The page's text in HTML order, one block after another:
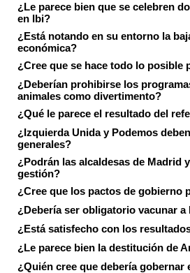
¿Le parece bien que se celebren
en Ibi?
¿Está notando en su entorno la
económica?
¿Cree que se hace todo lo
¿Deberían prohibirse los
animales como divertimento?
¿Qué le parece el resultado del
¿Izquierda Unida y Podemos
generales?
¿Podrán las alcaldesas de Madrid
gestión?
¿Cree que los pactos de gobierno
¿Debería ser obligatorio vacunar a
¿Está satisfecho con los
¿Le parece bien la destitución de
¿Quién cree que debería gobernar